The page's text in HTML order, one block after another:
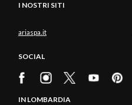
I NOSTRI SITI
ariaspa.it
SOCIAL
IN LOMBARDIA